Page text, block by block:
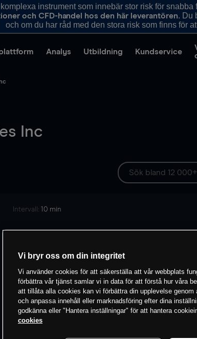
instrument som innebär stor risk för
och CFD-handel hos den här leverantören. Du
och om du har råd med den stora risk som finns för
Analys Utbildning Kundservice
Inc
Intervall: 10 min
Vi bryr oss om din integritet
Vi använder cookies för att säkerställa att vår webbplats
förbättra vår tjänst samlar vi in data för att förstå hur våra
att tillåta alla cookies kan vi förbättra din upplevelse
och anpassa innehåll eller marknadsföring efter dina
godkänna eller "Hantera inställningar" för att hantera
cookies